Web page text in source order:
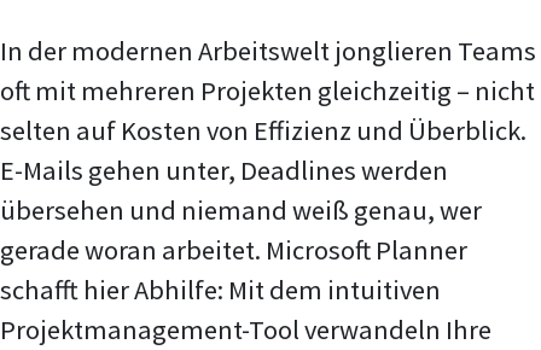
In der modernen Arbeitswelt jonglieren Teams
oft mit mehreren Projekten gleichzeitig – nicht
selten auf Kosten von Effizienz und Überblick.
E-Mails gehen unter, Deadlines werden
übersehen und niemand weiß genau, wer
gerade woran arbeitet. Microsoft Planner
schafft hier Abhilfe: Mit dem intuitiven
Projektmanagement-Tool verwandeln Ihre